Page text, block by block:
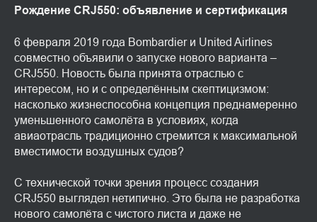
Рождение CRJ550: объявление и сертификация
6 февраля 2019 года Bombardier и United Airlines
совместно объявили о запуске нового варианта –
CRJ550. Новость была принята отраслью с
интересом, но и с определённым скептицизмом:
насколько жизнеспособна концепция преднамеренно
уменьшенного самолёта в условиях, когда
авиаотрасль традиционно стремится к максимальной
вместимости воздушных судов?
С технической точки зрения процесс создания
CRJ550 выглядел нетипично. Это была не разработка
нового самолёта с чистого листа и даже не